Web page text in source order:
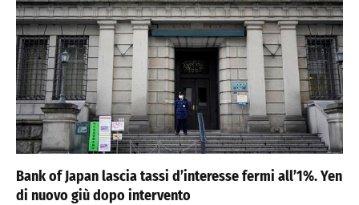
Bank of Japan lascia tassi d’interesse fermi all’1%. Yen
di nuovo giù dopo intervento